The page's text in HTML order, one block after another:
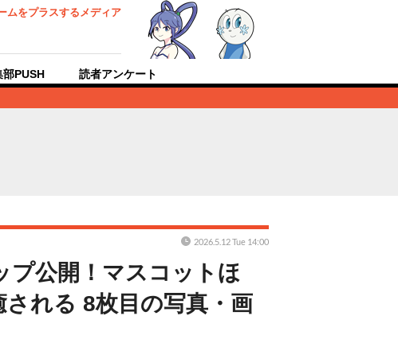
ムをプラスするメディア
部PUSH 読者アンケート
プ公開！マスコットほ
れる 8枚目の写真・画
2026.5.12 Tue 14:00